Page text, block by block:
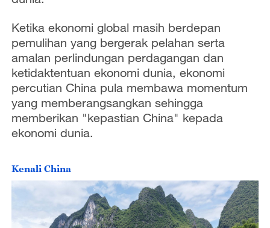
Ketika ekonomi global masih berdepan
pemulihan yang bergerak pelahan serta
amalan perlindungan perdagangan dan
ketidaktentuan ekonomi dunia, ekonomi
percutian China pula membawa momentum
yang memberangsangkan sehingga
memberikan "kepastian China" kepada
ekonomi dunia.
Kenali China